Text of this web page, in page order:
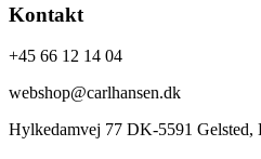
Kontakt
+45 66 12 14 04
webshop@carlhansen.dk
Hylkedamvej 77 DK-5591 Gelsted,